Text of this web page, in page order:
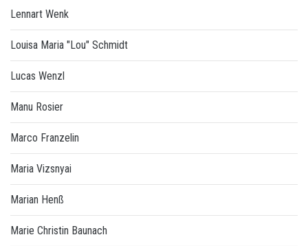
Lennart Wenk
Louisa Maria "Lou" Schmidt
Lucas Wenzl
Manu Rosier
Marco Franzelin
Maria Vizsnyai
Marian Henß
Marie Christin Baunach